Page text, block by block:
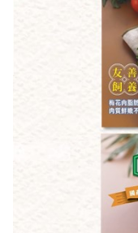
惜食